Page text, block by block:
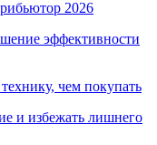
2026
эффективности
чем покупать
и избежать лишнего